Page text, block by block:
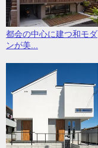
都会の中心に建つ和モダ
ンが美...